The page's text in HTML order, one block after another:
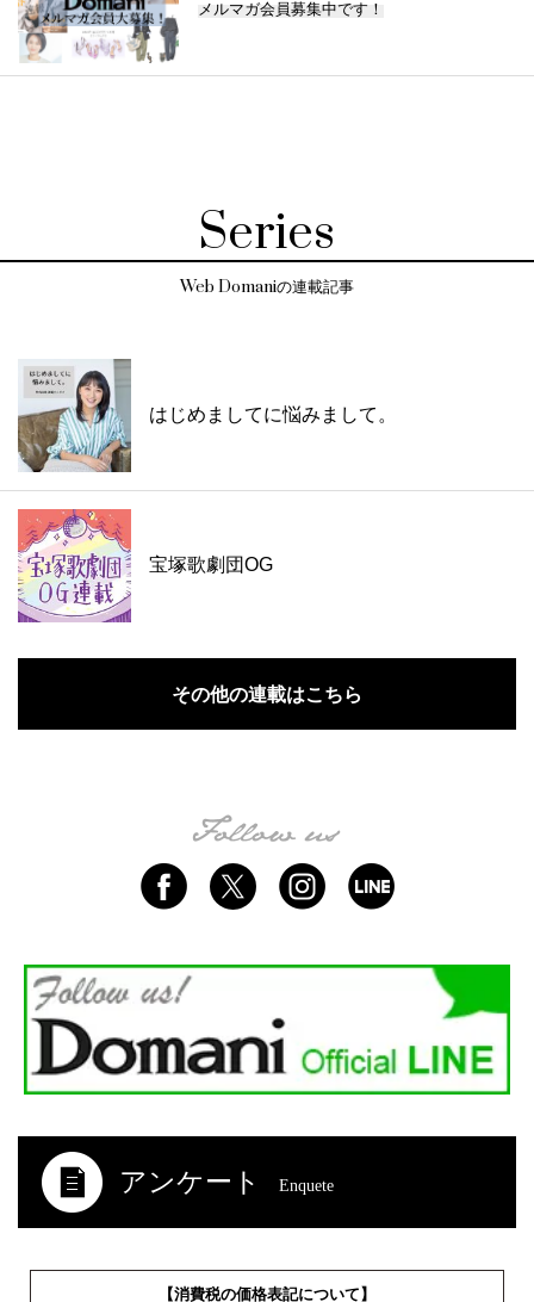
メルマガ会員募集中です！
Series
Web Domaniの連載記事
はじめましてに悩みまして。
宝塚歌劇団OG
その他の連載はこちら
アンケート Enquete
【消費税の価格表記について】